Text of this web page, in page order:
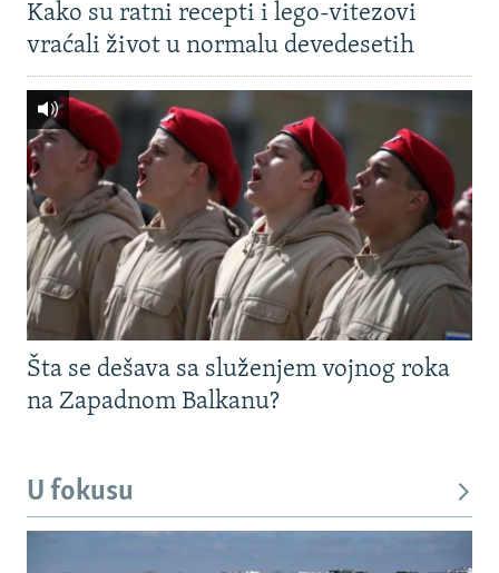
Kako su ratni recepti i lego-vitezovi
vraćali život u normalu devedesetih
Šta se dešava sa služenjem vojnog roka
na Zapadnom Balkanu?
U fokusu